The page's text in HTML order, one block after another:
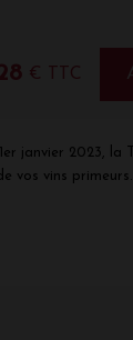
€ TTC
janvier 2023, la
vos vins primeurs.